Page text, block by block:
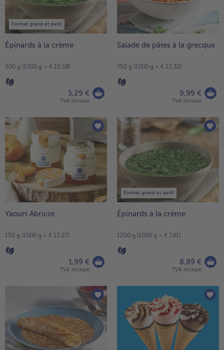
Format grand et petit
Épinards à la crème
500 g (1000 g = € 10,58)
5,29 €
TVA incluse
Salade de pâtes à la grecque
750 g (1000 g = € 13,32)
9,99 €
TVA incluse
Yaourt Abricot
150 g (1000 g = € 13,27)
1,99 €
TVA incluse
Format grand et petit
Épinards à la crème
1200 g (1000 g = € 7,41)
8,89 €
TVA incluse